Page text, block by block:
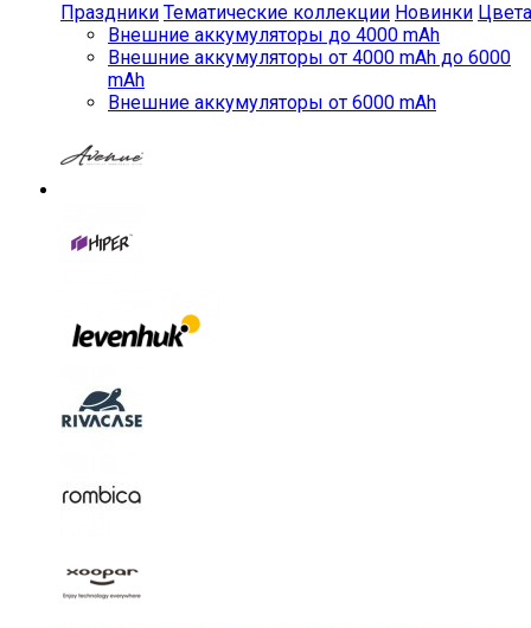
Праздники Тематические коллекции Новинки Цвета
Внешние аккумуляторы до 4000 mAh
Внешние аккумуляторы от 4000 mAh до 6000
mAh
Внешние аккумуляторы от 6000 mAh